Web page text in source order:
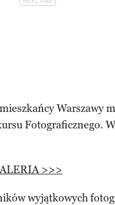
Warszawy
Fotograficznego.
>>>
wyjątkowych